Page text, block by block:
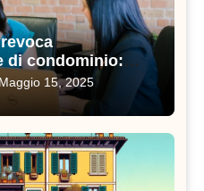
di condominio:
da seguire
Maggio 15, 2025